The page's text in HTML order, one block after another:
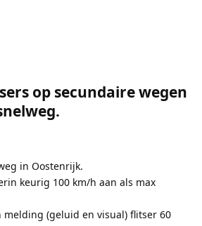
op secundaire wegen
in Oostenrijk.
keurig 100 km/h aan als max
melding (geluid en visual) flitser 60